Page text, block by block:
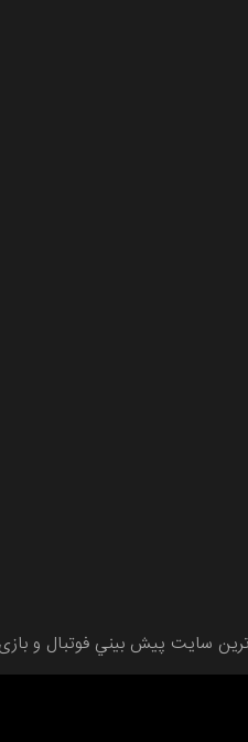
سايت پيش بيني فوتبال و